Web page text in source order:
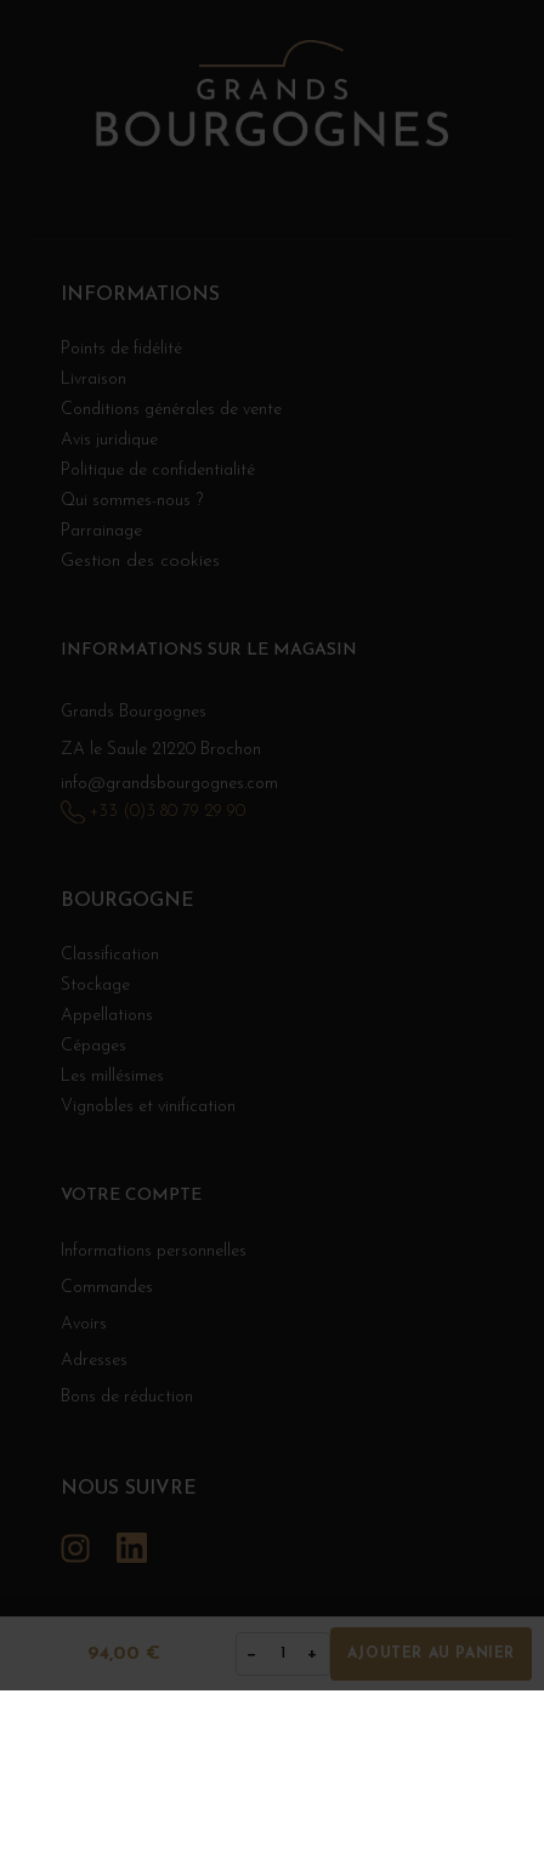
94,00 € − 1 + AJOUTER AU PANIER
INFORMATIONS
Points de fidélité
Livraison
Conditions générales de vente
Avis juridique
Politique de confidentialité
Qui sommes-nous ?
Parrainage
Gestion des cookies
BOURGOGNE
Classification
Stockage
Appellations
Cépages
Les millésimes
Vignobles et vinification
VOTRE COMPTE
Informations personnelles
Commandes
Avoirs
Adresses
Bons de réduction
INFORMATIONS SUR LE MAGASIN
Grands Bourgognes
ZA le Saule 21220 Brochon
info@grandsbourgognes.com
+33 (0)3 80 79 29 90
NOUS SUIVRE
Instagram
GRANDS BOURGOGNES